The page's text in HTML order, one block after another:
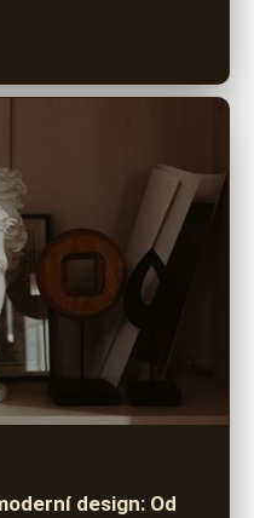
design: Od